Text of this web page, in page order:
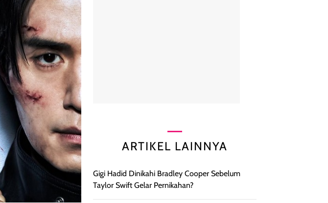
ARTIKEL LAINNYA
Gigi Hadid Dinikahi Bradley Cooper Sebelum
Taylor Swift Gelar Pernikahan?